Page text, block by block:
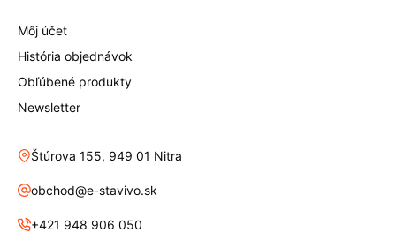
Môj účet
História objednávok
Obľúbené produkty
Newsletter
Štúrova 155, 949 01 Nitra
obchod@e-stavivo.sk
+421 948 906 050